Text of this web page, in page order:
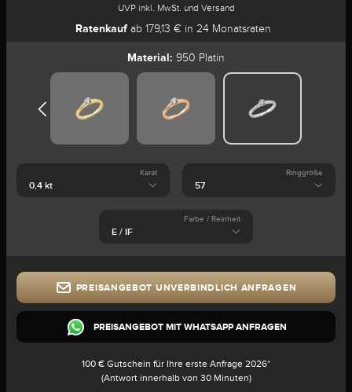
UVP inkl. MwSt. und Versand
Ratenkaufab 179,13 € in 24 Monatsraten
Material: 950 Platin
Karat Ringgröße
Farbe / Reinheit
PREISANGEBOT UNVERBINDLICH ANFRAGEN
PREISANGEBOT MIT WHATSAPP ANFRAGEN
100 € Gutschein für Ihre erste Anfrage 2026*
(Antwort innerhalb von 30 Minuten)